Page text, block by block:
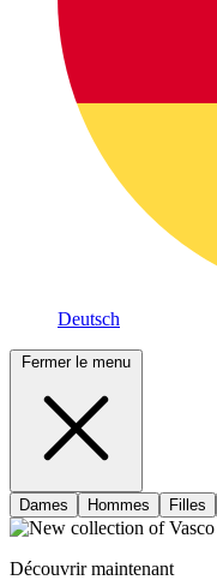
Deutsch
Fermer le menu
Dames Hommes Filles
Découvrir maintenant